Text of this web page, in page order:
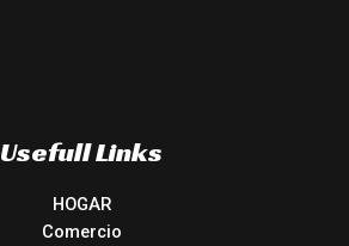
Usefull Links
HOGAR
Comercio